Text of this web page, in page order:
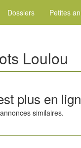
Dossiers Petites
Loulou
plus en
similaires.